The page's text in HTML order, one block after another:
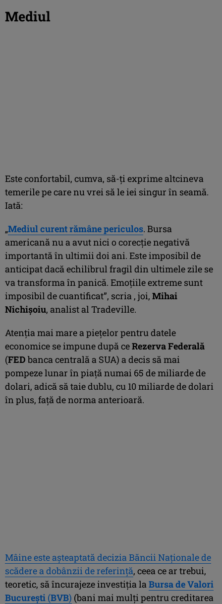
Mediul
Este confortabil, cumva, să-ţi exprime altcineva
temerile pe care nu vrei să le iei singur în seamă.
Iată:
„Mediul curent rămâne periculos. Bursa
americană nu a avut nici o corecţie negativă
importantă în ultimii doi ani. Este imposibil de
anticipat dacă echilibrul fragil din ultimele zile se
va transforma în panică. Emoţiile extreme sunt
imposibil de cuantificat”, scria , joi, Mihai
Nichişoiu, analist al Tradeville.
Atenţia mai mare a pieţelor pentru datele
economice se impune după ceRezerva Federală
(FED banca centrală a SUA) a decis să mai
pompeze lunar în piaţă numai 65 de miliarde de
dolari, adică să taie dublu, cu 10 miliarde de dolari
în plus, faţă de norma anterioară.
Mâine este aşteaptată decizia Băncii Naţionale de
scădere a dobânzii de referinţă, ceea ce ar trebui,
teoretic, să încurajeze investiţia la Bursa de Valori
Bucureşti (BVB) (bani mai mulţi pentru creditarea